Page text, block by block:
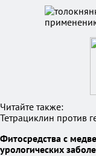
Читайте также:
Тетрациклин против
Фитосредства с
урологических